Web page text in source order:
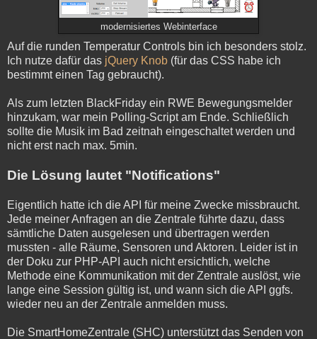
modernisiertes Webinterface
Auf die runden Temperatur Controls bin ich besonders stolz.
Ich nutze dafür das jQuery Knob (für das CSS habe ich
bestimmt einen Tag gebraucht).
Als zum letzten BlackFriday ein RWE Bewegungsmelder
hinzukam, war mein Polling-Script am Ende. Schließlich
sollte die Musik im Bad zeitnah eingeschaltet werden und
nicht erst nach max. 5min.
Die Lösung lautet "Notifications"
Eigentlich hatte ich die API für meine Zwecke missbraucht.
Jede meiner Anfragen an die Zentrale führte dazu, dass
sämtliche Daten ausgelesen und übertragen werden
mussten - alle Räume, Sensoren und Aktoren. Leider ist in
der Doku zur PHP-API auch nicht ersichtlich, welche
Methode eine Kommunikation mit der Zentrale auslöst, wie
lange eine Session gültig ist, und wann sich die API ggfs.
wieder neu an der Zentrale anmelden muss.
Die SmartHomeZentrale (SHC) unterstützt das Senden von